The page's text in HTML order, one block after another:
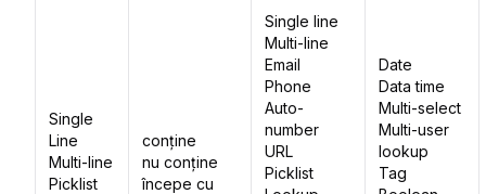
Single
Line
Multi-line
Picklist
conține
nu conține
începe cu
Single line
Multi-line
Email
Phone
Auto-
number
URL
Picklist
Date
Data time
Multi-select
Multi-user
lookup
Tag